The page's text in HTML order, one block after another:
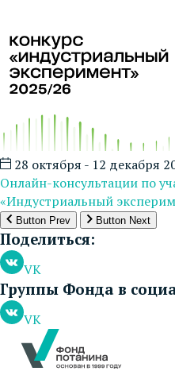
28 октября - 12 декабря
Онлайн-консультации по
«Индустриальный
Button Prev Button Next
Поделиться:
VK
Группы Фонда в
VK